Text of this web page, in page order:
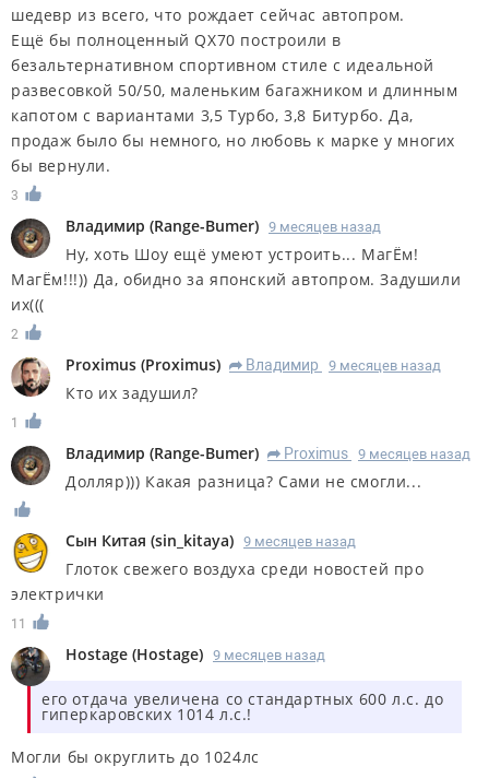
шедевр из всего, что рождает сейчас автопром.
Ещё бы полноценный QX70 построили в
безальтернативном спортивном стиле с идеальной
развесовкой 50/50, маленьким багажником и длинным
капотом с вариантами 3,5 Турбо, 3,8 Битурбо. Да,
продаж было бы немного, но любовь к марке у многих
бы вернули.
3
Владимир (Range-Bumer) 9 месяцев назад
Ну, хоть Шоу ещё умеют устроить... МагЁм!
МагЁм!!!)) Да, обидно за японский автопром. Задушили
их(((
2
Proximus (Proximus) R Владимир 9 месяцев назад
Кто их задушил?
1
Владимир (Range-Bumer) R Proximus 9 месяцев назад
Долляр))) Какая разница? Сами не смогли...
Сын Китая (sin_kitaya) 9 месяцев назад
Глоток свежего воздуха среди новостей про
электрички
11
Hostage (Hostage) 9 месяцев назад
его отдача увеличена со стандартных 600 л.с. до
гиперкаровских 1014 л.с.!
Могли бы округлить до 1024лс